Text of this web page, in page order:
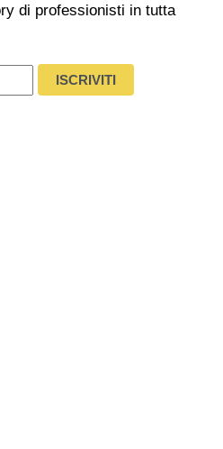
di professionisti in tutta
ISCRIVITI